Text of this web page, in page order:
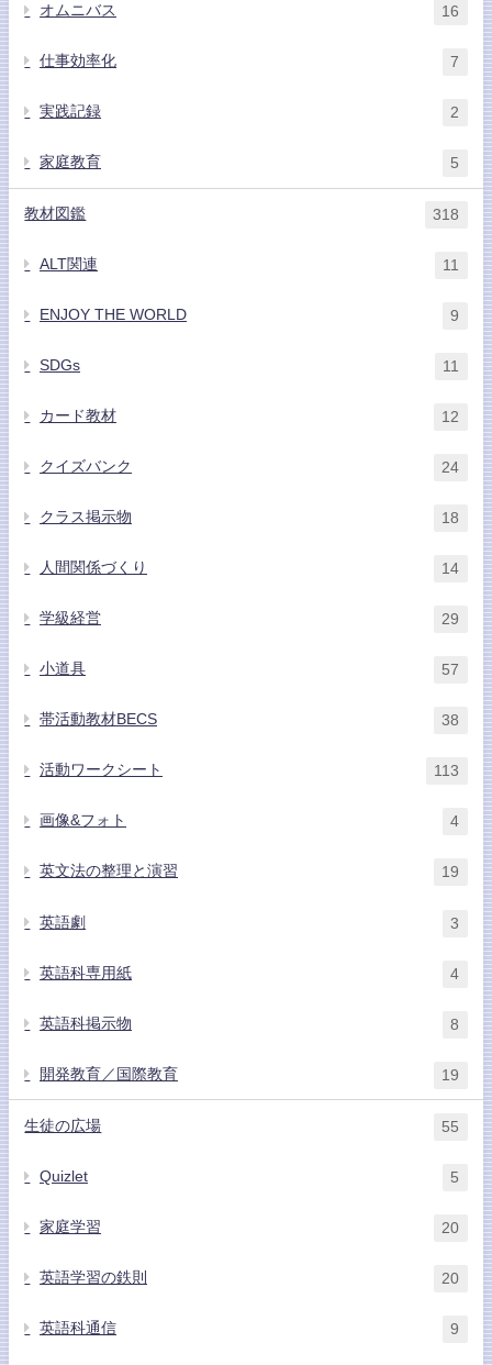
オムニバス 16
仕事効率化 7
実践記録 2
家庭教育 5
教材図鑑 318
ALT関連 11
ENJOY THE WORLD 9
SDGs 11
カード教材 12
クイズバンク 24
クラス掲示物 18
人間関係づくり 14
学級経営 29
小道具 57
帯活動教材BECS 38
活動ワークシート 113
画像&フォト 4
英文法の整理と演習 19
英語劇 3
英語科専用紙 4
英語科掲示物 8
開発教育／国際教育 19
生徒の広場 55
Quizlet 5
家庭学習 20
英語学習の鉄則 20
英語科通信 9